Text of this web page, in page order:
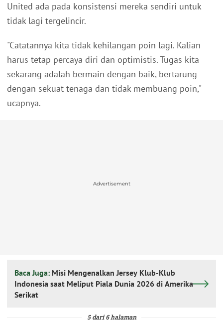
United ada pada konsistensi mereka sendiri untuk
tidak lagi tergelincir.
"Catatannya kita tidak kehilangan poin lagi. Kalian
harus tetap percaya diri dan optimistis. Tugas kita
sekarang adalah bermain dengan baik, bertarung
dengan sekuat tenaga dan tidak membuang poin,"
ucapnya.
Advertisement
Baca Juga: Misi Mengenalkan Jersey Klub-Klub
Indonesia saat Meliput Piala Dunia 2026 di Amerika
Serikat
5 dari 6 halaman